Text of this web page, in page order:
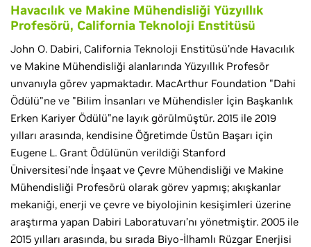
Havacılık ve Makine Mühendisliği Yüzyıllık
Profesörü, California Teknoloji Enstitüsü
John O. Dabiri, California Teknoloji Enstitüsü’nde Havacılık
ve Makine Mühendisliği alanlarında Yüzyıllık Profesör
unvanıyla görev yapmaktadır. MacArthur Foundation "Dahi
Ödülü"ne ve "Bilim İnsanları ve Mühendisler İçin Başkanlık
Erken Kariyer Ödülü"ne layık görülmüştür. 2015 ile 2019
yılları arasında, kendisine Öğretimde Üstün Başarı için
Eugene L. Grant Ödülünün verildiği Stanford
Üniversitesi'nde İnşaat ve Çevre Mühendisliği ve Makine
Mühendisliği Profesörü olarak görev yapmış; akışkanlar
mekaniği, enerji ve çevre ve biyolojinin kesişimleri üzerine
araştırma yapan Dabiri Laboratuvarı’nı yönetmiştir. 2005 ile
2015 yılları arasında, bu sırada Biyo-İlhamlı Rüzgar Enerjisi